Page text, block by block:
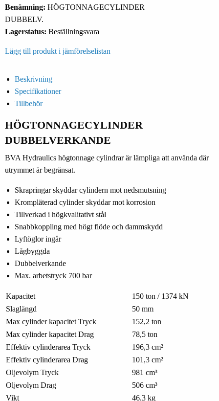
Benämning: HÖGTONNAGECYLINDER
DUBBELV.
Lagerstatus: Beställningsvara
Lägg till produkt i jämförelselistan
Beskrivning
Specifikationer
Tillbehör
HÖGTONNAGECYLINDER
DUBBELVERKANDE
BVA Hydraulics högtonnage cylindrar är lämpliga att använda där
utrymmet är begränsat.
Skrapringar skyddar cylindern mot nedsmutsning
Krompläterad cylinder skyddar mot korrosion
Tillverkad i högkvalitativt stål
Snabbkoppling med högt flöde och dammskydd
Lyftöglor ingår
Lågbyggda
Dubbelverkande
Max. arbetstryck 700 bar
Kapacitet
150 ton / 1374 kN
Slaglängd
50 mm
Max cylinder kapacitet Tryck
152,2 ton
Max cylinder kapacitet Drag
78,5 ton
Effektiv cylinderarea Tryck
196,3 cm²
Effektiv cylinderarea Drag
101,3 cm²
Oljevolym Tryck
981 cm³
Oljevolym Drag
506 cm³
Vikt
46,3 kg